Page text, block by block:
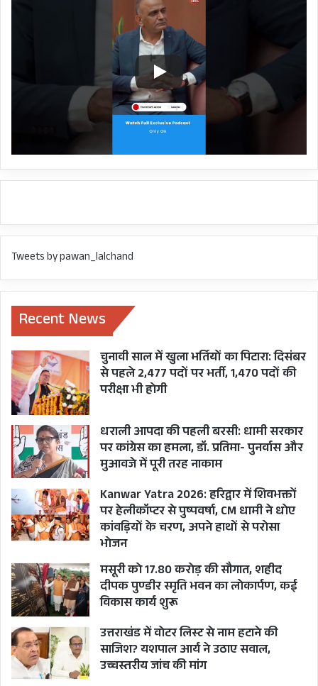
Tweets by pawan_lalchand
Recent News
चुनावी साल में खुला भर्तियों का पिटारा: दिसंबर
से पहले 2,477 पदों पर भर्ती, 1,470 पदों की
परीक्षा भी होगी
धराली आपदा की पहली बरसी: धामी सरकार
पर कांग्रेस का हमला, डॉ. प्रतिमा- पुनर्वास और
मुआवजे में पूरी तरह नाकाम
Kanwar Yatra 2026: हरिद्वार में शिवभक्तों
पर हेलीकॉप्टर से पुष्पवर्षा, CM धामी ने धोए
कांवड़ियों के चरण, अपने हाथों से परोसा
भोजन
मसूरी को 17.80 करोड़ की सौगात, शहीद
दीपक पुण्डीर स्मृति भवन का लोकार्पण, कई
विकास कार्य शुरू
उत्तराखंड में वोटर लिस्ट से नाम हटाने की
साजिश? यशपाल आर्य ने उठाए सवाल,
उच्चस्तरीय जांच की मांग